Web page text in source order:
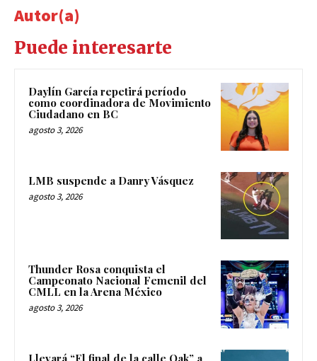
Autor(a)
Puede interesarte
Daylín García repetirá período
como coordinadora de Movimiento
Ciudadano en BC
agosto 3, 2026
LMB suspende a Danry Vásquez
agosto 3, 2026
Thunder Rosa conquista el
Campeonato Nacional Femenil del
CMLL en la Arena México
agosto 3, 2026